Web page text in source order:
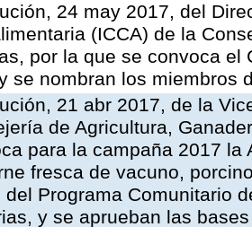
24 may 2017, del
(ICCA) de la
por la que se convoca el
se nombran los miembros
21 abr 2017, de la
de Agricultura,
para la campaña 2017
fresca de vacuno,
del Programa Comunitario
y se aprueban las